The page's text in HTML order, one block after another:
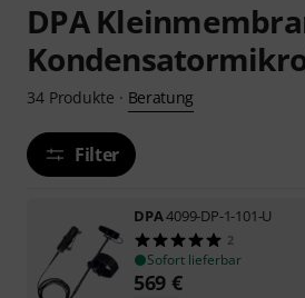
DPA
34 Produkte · Beratung
Filter
DPA4099-DP-1-101-U
2
Sofort lieferbar
569 €